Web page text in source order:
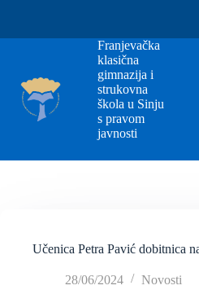
Franjevačka
klasična
gimnazija i
strukovna
škola u Sinju
s pravom
javnosti
Učenica Petra Pavić dobitnica
28/06/2024 Novosti